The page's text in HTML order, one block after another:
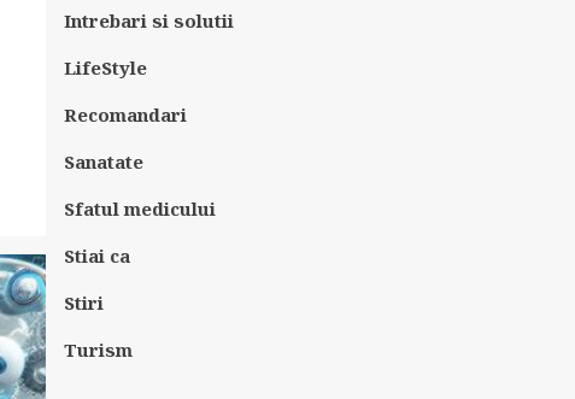
Intrebari si solutii
LifeStyle
Recomandari
Sanatate
Sfatul medicului
Stiai ca
Stiri
Turism